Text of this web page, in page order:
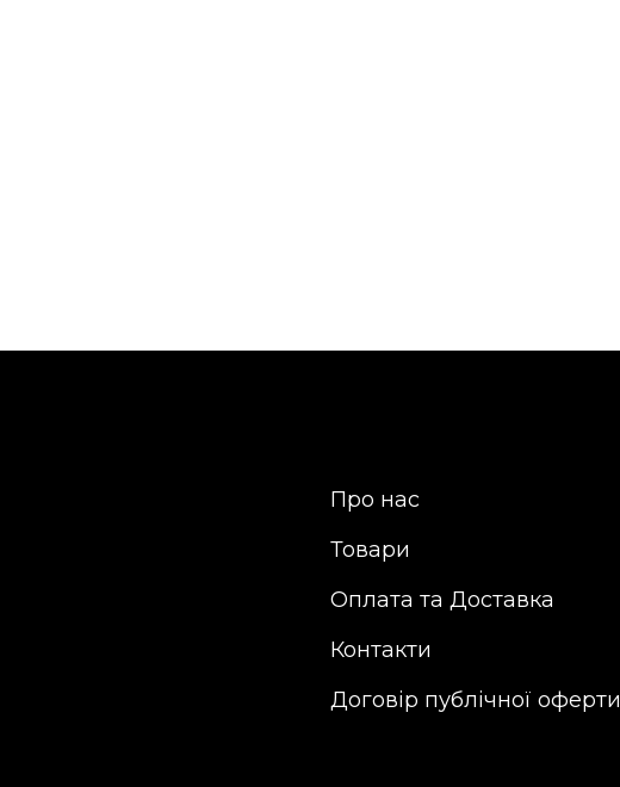
Про нас
Товари
Оплата та Доставка
Контакти
Договір публічної оферти